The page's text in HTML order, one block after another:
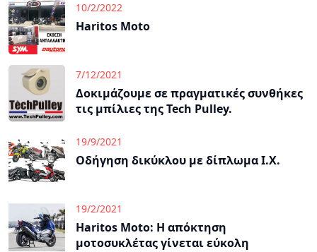
10/2/2022
Haritos Moto
7/12/2021
Δοκιμάζουμε σε πραγματικές συνθήκες
τις μπίλιες της Tech Pulley.
19/9/2021
Οδήγηση δικύκλου με δίπλωμα Ι.Χ.
19/2/2021
Haritos Moto: Η απόκτηση
μοτοσυκλέτας γίνεται εύκολη